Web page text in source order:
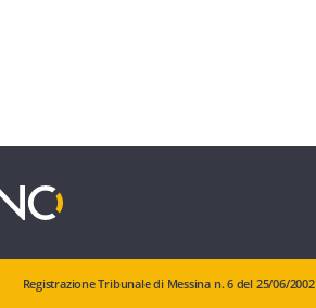
Registrazione Tribunale di Messina n. 6 del 25/06/2002